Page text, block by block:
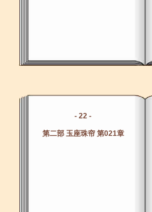
- 22 -
第二部 玉座珠帘 第021章